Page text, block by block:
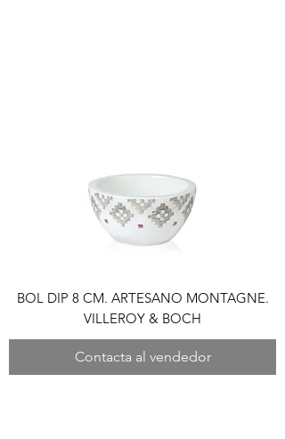
BOL DIP 8 CM. ARTESANO MONTAGNE.
VILLEROY & BOCH
Contacta al vendedor